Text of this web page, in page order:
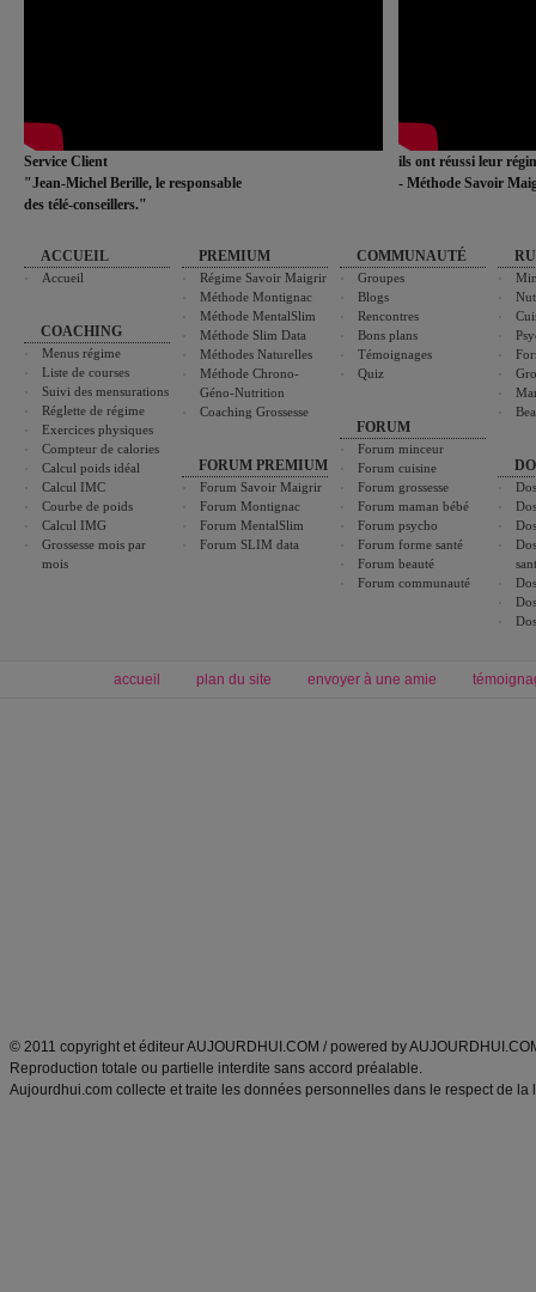
Service Client
"Jean-Michel Berille, le responsable
des télé-conseillers."
ils ont réussi leur
- Méthode Savoir
ACCUEIL
Accueil
COACHING
Menus régime
Liste de courses
Suivi des mensurations
Réglette de régime
Exercices physiques
Compteur de calories
Calcul poids idéal
Calcul IMC
Courbe de poids
Calcul IMG
Grossesse mois par
mois
PREMIUM
Régime Savoir Maigrir
Méthode Montignac
Méthode MentalSlim
Méthode Slim Data
Méthodes Naturelles
Méthode Chrono-
Géno-Nutrition
Coaching Grossesse
FORUM PREMIUM
Forum Savoir Maigrir
Forum Montignac
Forum MentalSlim
Forum SLIM data
COMMUNAUTÉ
Groupes
Blogs
Rencontres
Bons plans
Témoignages
Quiz
FORUM
Forum minceur
Forum cuisine
Forum grossesse
Forum maman bébé
Forum psycho
Forum forme santé
Forum beauté
Forum communauté
accueil plan du site envoyer à une amie
© 2011 copyright et éditeur AUJOURDHUI.COM / powered by
Reproduction totale ou partielle interdite sans accord préalable.
Aujourdhui.com collecte et traite les données personnelles dans le respect de